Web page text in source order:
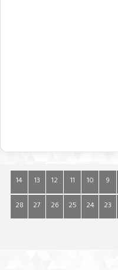
9
10
11
12
13
14
23
24
25
26
27
28